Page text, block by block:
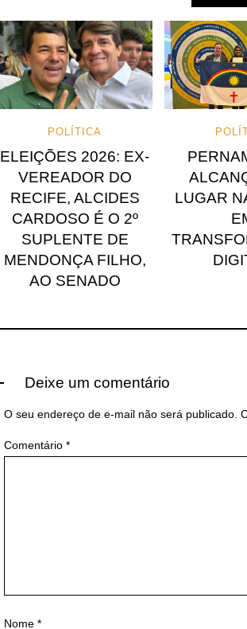
POLÍTICA
ELEIÇÕES 2026: EX-
VEREADOR DO
RECIFE, ALCIDES
CARDOSO É O 2º
SUPLENTE DE
MENDONÇA FILHO,
AO SENADO
LUGAR
Deixe um comentário
O seu endereço de e-mail não será publicado.
Comentário *
Nome *